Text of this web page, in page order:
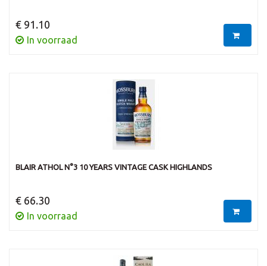
€ 91.10
In voorraad
BLAIR ATHOL N°3 10 YEARS VINTAGE CASK HIGHLANDS
€ 66.30
In voorraad